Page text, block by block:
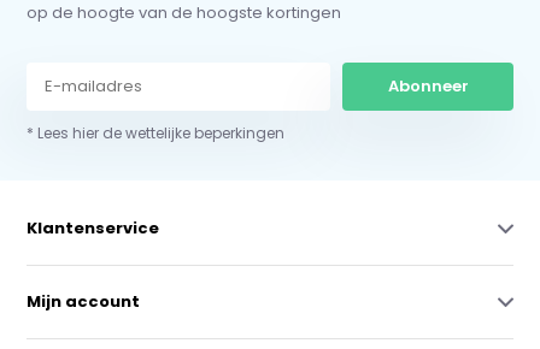
op de hoogte van de hoogste kortingen
Abonneer
* Lees hier de wettelijke beperkingen
Klantenservice
Mijn account